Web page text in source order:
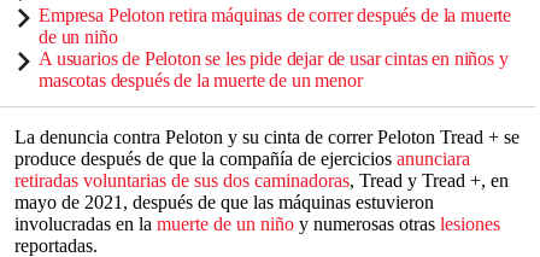
Empresa Peloton retira máquinas de correr después de la muerte
de un niño
A usuarios de Peloton se les pide dejar de usar cintas en niños y
mascotas después de la muerte de un menor
La denuncia contra Peloton y su cinta de correr Peloton Tread + se
produce después de que la compañía de ejercicios anunciara
retiradas voluntarias de sus dos caminadoras, Tread y Tread +, en
mayo de 2021, después de que las máquinas estuvieron
involucradas en la muerte de un niño y numerosas otras lesiones
reportadas.